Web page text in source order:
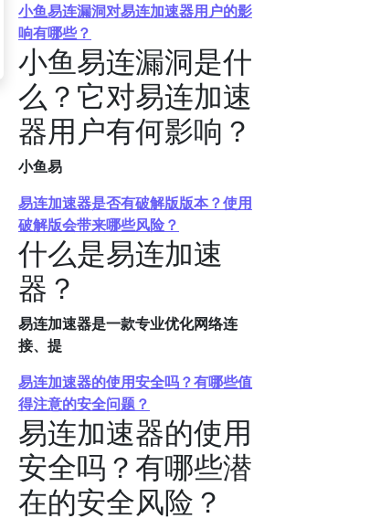
小鱼易连漏洞对易连加速器用户的影
响有哪些？
小鱼易连漏洞是什
么？它对易连加速
器用户有何影响？
小鱼易
易连加速器是否有破解版版本？使用
破解版会带来哪些风险？
什么是易连加速
器？
易连加速器是一款专业优化网络连
接、提
易连加速器的使用安全吗？有哪些值
得注意的安全问题？
易连加速器的使用
安全吗？有哪些潜
在的安全风险？